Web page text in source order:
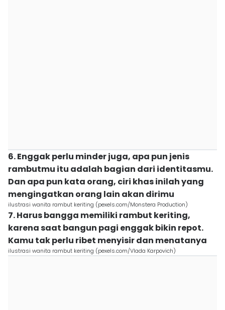
6. Enggak perlu minder juga, apa pun jenis
rambutmu itu adalah bagian dari identitasmu.
Dan apa pun kata orang, ciri khas inilah yang
mengingatkan orang lain akan dirimu
ilustrasi wanita rambut keriting (pexels.com/Monstera Production)
7. Harus bangga memiliki rambut keriting,
karena saat bangun pagi enggak bikin repot.
Kamu tak perlu ribet menyisir dan menatanya
ilustrasi wanita rambut keriting (pexels.com/Vlada Karpovich)